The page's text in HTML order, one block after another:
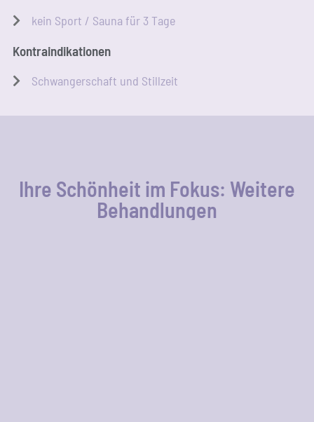
kein Sport / Sau­na für 3 Tage
Kon­tra­in­di­ka­tio­nen
Schwan­ger­schaft und Stillzeit
Ihre Schön­heit im Fokus: Wei­te­re
Behandlungen